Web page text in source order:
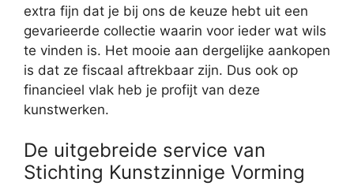
extra fijn dat je bij ons de keuze hebt uit een
gevarieerde collectie waarin voor ieder wat wils
te vinden is. Het mooie aan dergelijke aankopen
is dat ze fiscaal aftrekbaar zijn. Dus ook op
financieel vlak heb je profijt van deze
kunstwerken.
De uitgebreide service van
Stichting Kunstzinnige Vorming